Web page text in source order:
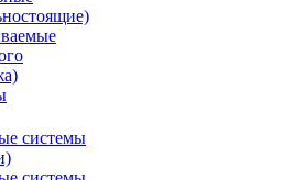
системы